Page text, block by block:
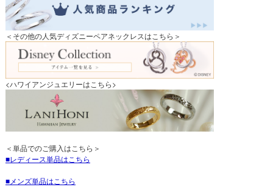
＜その他の人気ディズニーペアネックレスはこちら＞
<ハワイアンジュエリーはこちら>
＜単品でのご購入はこちら＞
レディース単品はこちら
メンズ単品はこちら